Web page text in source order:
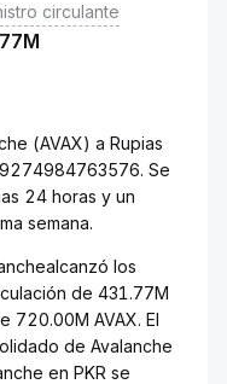
circulante
(AVAX) a Rupias
Se
24 horas y un
semana.
los
de 431.77M
720.00M AVAX. El
de Avalanche
en PKR se